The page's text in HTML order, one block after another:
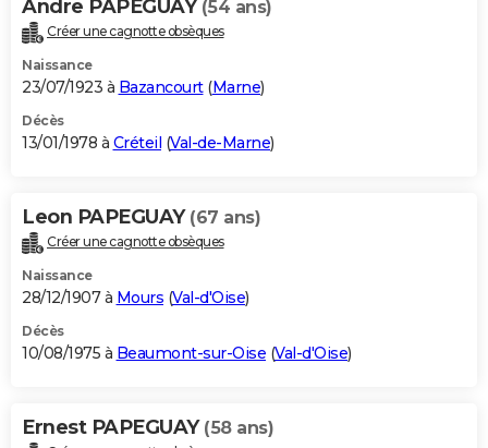
Andre PAPEGUAY (54 ans)
Créer une cagnotte obsèques
Naissance
23/07/1923 à Bazancourt(Marne)
Décès
13/01/1978 à Créteil (Val-de-Marne)
Leon PAPEGUAY (67 ans)
Créer une cagnotte obsèques
Naissance
28/12/1907 à Mours (Val-d'Oise)
Décès
10/08/1975 à Beaumont-sur-Oise (Val-d'Oise)
Ernest PAPEGUAY (58 ans)